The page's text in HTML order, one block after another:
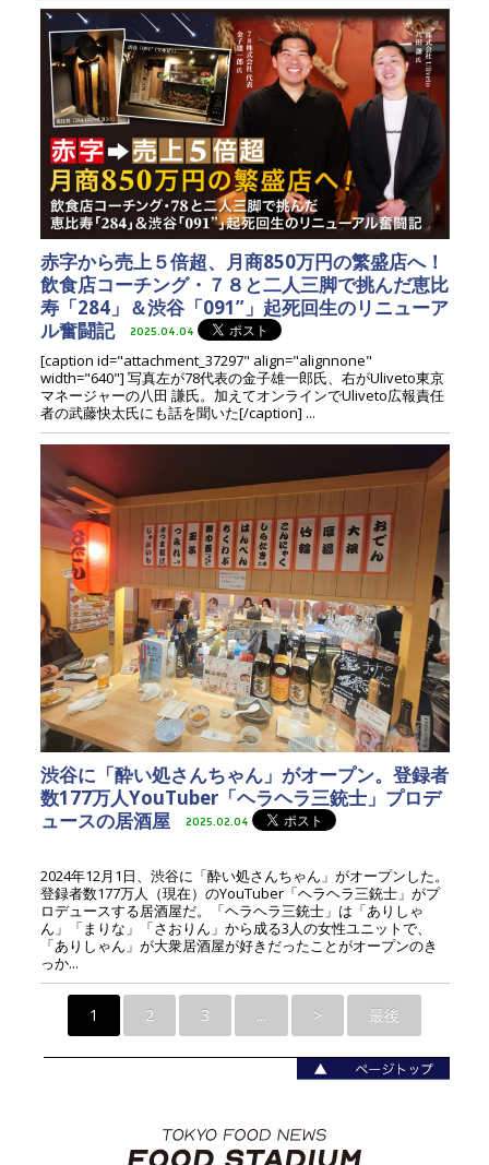
赤字から売上５倍超、月商850万円の繁盛店へ！
飲食店コーチング・７８と二人三脚で挑んだ恵比
寿「284」＆渋谷「091”」起死回生のリニューア
ル奮闘記
2025.04.04
[caption id="attachment_37297" align="alignnone"
width="640"] 写真左が78代表の金子雄一郎氏、右がUliveto東京
マネージャーの八田 謙氏。加えてオンラインでUliveto広報責任
者の武藤快太氏にも話を聞いた[/caption] ...
渋谷に「酔い処さんちゃん」がオープン。登録者
数177万人YouTuber「ヘラヘラ三銃士」プロデ
ュースの居酒屋
2025.02.04
2024年12月1日、渋谷に「酔い処さんちゃん」がオープンした。
登録者数177万人（現在）のYouTuber「ヘラヘラ三銃士」がプ
ロデュースする居酒屋だ。「ヘラヘラ三銃士」は「ありしゃ
ん」「まりな」「さおりん」から成る3人の女性ユニットで、
「ありしゃん」が大衆居酒屋が好きだったことがオープンのき
っか...
1 2 3 ... > 最後